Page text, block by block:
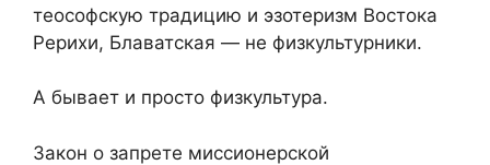
теософскую традицию и эзотеризм Востока
Рерихи, Блаватская — не физкультурники.
А бывает и просто физкультура.
Закон о запрете миссионерской